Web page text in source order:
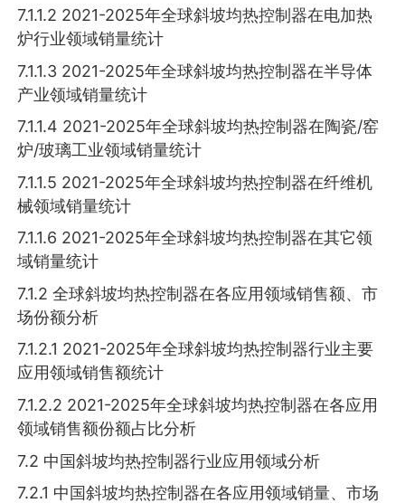
7.1.1.2 2021-2025年全球斜坡均热控制器在电加热
炉行业领域销量统计
7.1.1.3 2021-2025年全球斜坡均热控制器在半导体
产业领域销量统计
7.1.1.4 2021-2025年全球斜坡均热控制器在陶瓷/窑
炉/玻璃工业领域销量统计
7.1.1.5 2021-2025年全球斜坡均热控制器在纤维机
械领域销量统计
7.1.1.6 2021-2025年全球斜坡均热控制器在其它领
域销量统计
7.1.2 全球斜坡均热控制器在各应用领域销售额、市
场份额分析
7.1.2.1 2021-2025年全球斜坡均热控制器行业主要
应用领域销售额统计
7.1.2.2 2021-2025年全球斜坡均热控制器在各应用
领域销售额份额占比分析
7.2 中国斜坡均热控制器行业应用领域分析
7.2.1 中国斜坡均热控制器在各应用领域销量、市场